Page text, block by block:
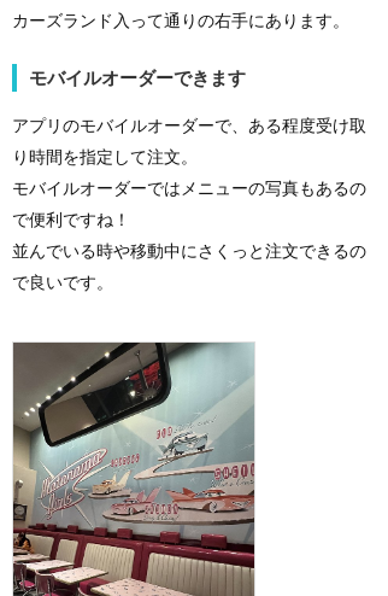
カーズランド入って通りの右手にあります。
モバイルオーダーできます
アプリのモバイルオーダーで、ある程度受け取
り時間を指定して注文。
モバイルオーダーではメニューの写真もあるの
で便利ですね！
並んでいる時や移動中にさくっと注文できるの
で良いです。